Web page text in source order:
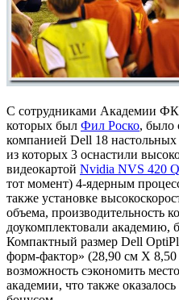
С сотрудниками Академии
которых был Фил Роско, было
компанией Dell 18
из которых 3 оснастили
видеокартой Nvidia NVS 420
тот момент) 4-ядерным
также установке
объема, производительность
доукомплектовали академию,
Компактный размер Dell
форм-фактор» (28,90 см X
возможность сэкономить
академии, что также